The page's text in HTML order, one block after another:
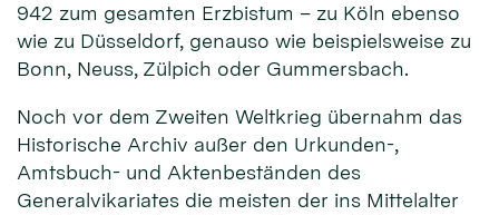
942 zum gesamten Erzbistum – zu Köln ebenso
wie zu Düsseldorf, genauso wie beispielsweise zu
Bonn, Neuss, Zülpich oder Gummersbach.
Noch vor dem Zweiten Weltkrieg übernahm das
Historische Archiv außer den Urkunden-,
Amtsbuch- und Aktenbeständen des
Generalvikariates die meisten der ins Mittelalter